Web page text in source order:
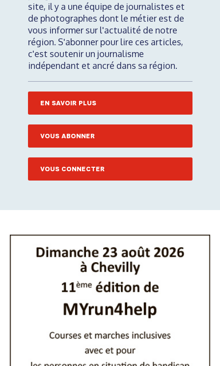
site, il y a une équipe de journalistes et
de photographes dont le métier est de
vous informer sur l'actualité de notre
région. S'abonner pour lire ces articles,
c'est soutenir un journalisme
indépendant et ancré dans sa région.
EN SAVOIR PLUS
VOUS ABONNER
VOUS CONNECTER